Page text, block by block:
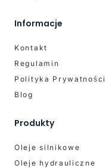
Informacje
Kontakt
Regulamin
Polityka Prywatności
Blog
Produkty
Oleje silnikowe
Oleje hydrauliczne